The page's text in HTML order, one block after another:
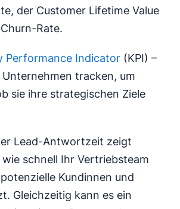
der Customer Lifetime Value
Rate.
Performance Indicator (KPI) –
Unternehmen tracken, um
sie ihre strategischen Ziele
Lead-Antwortzeit zeigt
wie schnell Ihr Vertriebsteam
Kundinnen und
Gleichzeitig kann es ein